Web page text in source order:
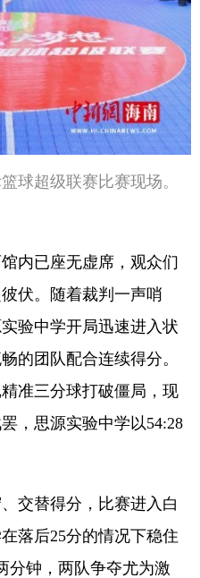
球超级联赛比赛现场。
已座无虚席，观众们
伏。随着裁判一声哨
验中学开局迅速进入状
的团队配合连续得分。
准三分球打破僵局，现
，思源实验中学以54:28
替得分，比赛进入白
落后25分的情况下稳住
分钟，两队争夺尤为激